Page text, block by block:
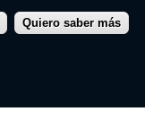
Quiero saber más